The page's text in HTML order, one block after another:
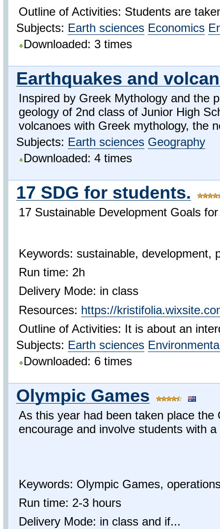
Outline of Activities: Students are
Subjects: Earth sciences Economics
Downloaded: 3 times
Earthquakes and
Inspired by Greek Mythology and the
geology of 2nd class of Junior High
volcanoes with Greek mythology, the
Subjects: Earth sciences Geography
Downloaded: 4 times
17 SDG for students.
17 Sustainable Development Goals for
Keywords: sustainable, development,
Run time: 2h
Delivery Mode: in class
Resources: https://
Outline of Activities: It is about an
Subjects: Earth sciences
Downloaded: 6 times
Olympic Games
As this year had been taken place
encourage and involve students with
Keywords: Olympic Games,
Run time: 2-3 hours
Delivery Mode: in class and if...